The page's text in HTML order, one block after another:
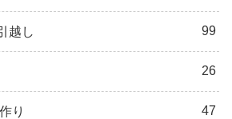
越し 99
26
り 47